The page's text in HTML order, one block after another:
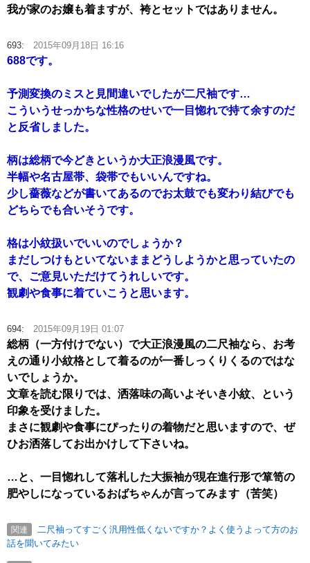
我が家のお嬢も着ますが、袴とセットではありません。
693: 2015年09月18日 16:16
688です。
予測変換のミスと見間違いでしたが二尺袖です…
こういうせっかちな性格のせいで一目惚れで持て余すのだ
と反省しました。
柄は総柄で今どきというか大正浪漫風です。
半幅や名古屋帯、袋帯でもいいんですね。
少し薔薇などが書いてあるのでお太鼓でも変わり結びでも
どちらでも合いそうです。
格は小紋扱いでいいのでしょうか？
まだしつけもといてないままどうしようかと思っていたの
で、ご意見いただけてうれしいです。
観劇や食事に着ていこうと思います。
694: 2015年09月19日 01:07
総柄（一方付けでない）で大正浪漫風の二尺袖なら、お考
えの通り小紋格として着るのが一番しっくりくるのではな
いでしょうか。
文章を読む限りでは、洒落味の高いよそいき小紋、という
印象を受けました。
まさに観劇や食事にぴったりの着物だと思いますので、ぜ
ひお洒落してお出かけして下さいね。
…と、一目惚れして落札した大振袖が現在進行形で箪笥の
肥やしになっているおばちゃんが言ってみます（苦笑）
関連
二尺袖ってすごく汎用性低くないですか？よく使うよって方のお
話を聞いてみたい